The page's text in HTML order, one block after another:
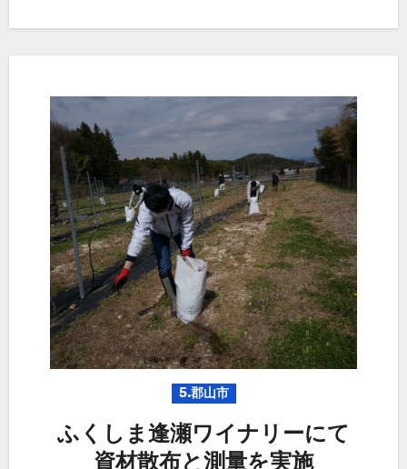
5.郡山市
ふくしま逢瀬ワイナリーにて
資材散布と測量を実施